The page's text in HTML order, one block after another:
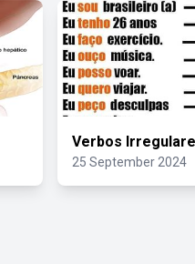
Verbos
25 September 2024